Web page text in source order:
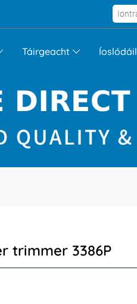
Táirgeacht Íoslódáil
trimmer 3386P